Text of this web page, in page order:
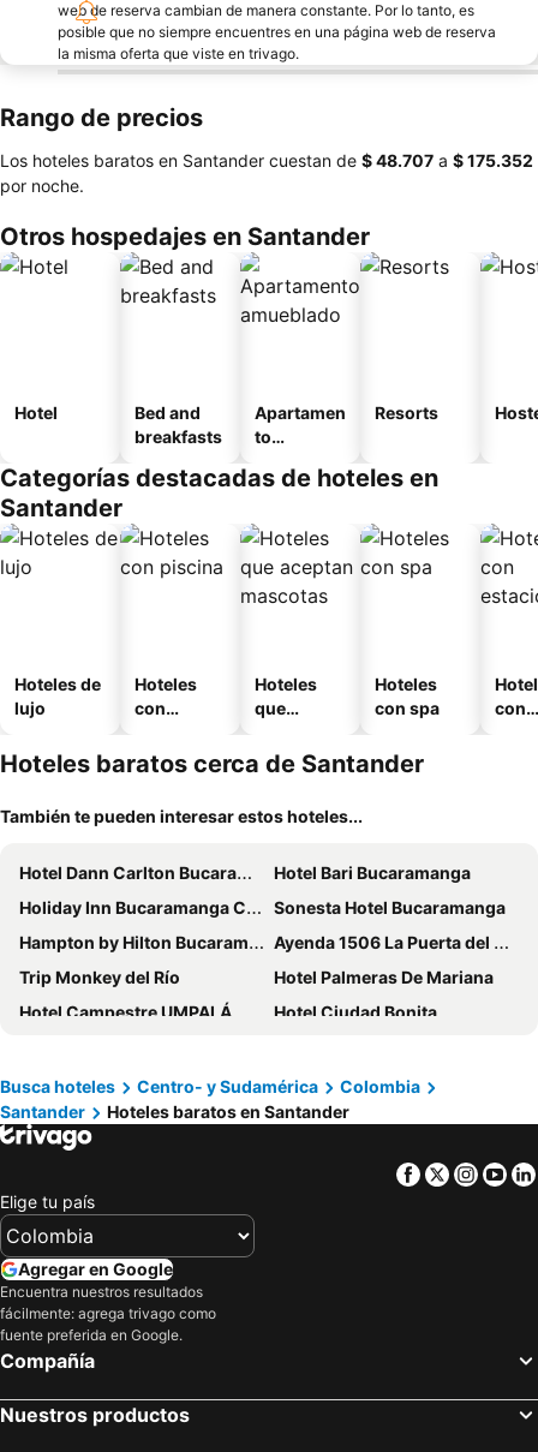
web de reserva cambian de manera constante. Por lo tanto, es
posible que no siempre encuentres en una página web de reserva
la misma oferta que viste en trivago.
Rango de precios
Los hoteles baratos en Santander cuestan de ‎$ 48.707 a ‎$ 175.352
por noche.
Otros hospedajes en Santander
Hotel
Bed and
breakfasts
Apartamen
to
o
Resorts
Categorías destacadas de hoteles en
Santander
Hoteles de
lujo
Hoteles
con
Hoteles
que
mascotas
Hoteles
con spa
con
Hoteles baratos cerca de Santander
También te pueden interesar estos hoteles...
Hotel Dann Carlton Bucaramanga
Hotel Bari Bucaramanga
Holiday Inn Bucaramanga Cacique by IHG
Sonesta Hotel Bucaramanga
Hampton by Hilton Bucaramanga
Ayenda 1506 La Puerta del Sol
Trip Monkey del Río
Hotel Palmeras De Mariana
Hotel Campestre UMPALÁ
Hotel Ciudad Bonita
Hotel El Rubí
BGA Hotel
Hotel Buena Vista Express
Hotel Castillo Resort
San Juan
Hotel Bucarica Plaza
Hotel Palonegro
Hotel Casa Posada Don Chepe
Hotel Posada Campestre San Gil
Ayenda Victoria Comfort
Hotel Turista Real
Hotel Internacional La Triada
HOTEL HOUSTON
Hotel Palmera Real
Busca hoteles Centro- y Sudamérica
Colombia
Santander
Hoteles baratos en Santander
Facebook
Twitter
Elige tu país
Agregar en Google
Encuentra nuestros resultados
fácilmente: agrega trivago como
fuente preferida en Google.
Compañía
Nuestros productos